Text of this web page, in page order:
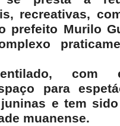
recreativas,
prefeito Murilo
com
para
e tem
muanense.